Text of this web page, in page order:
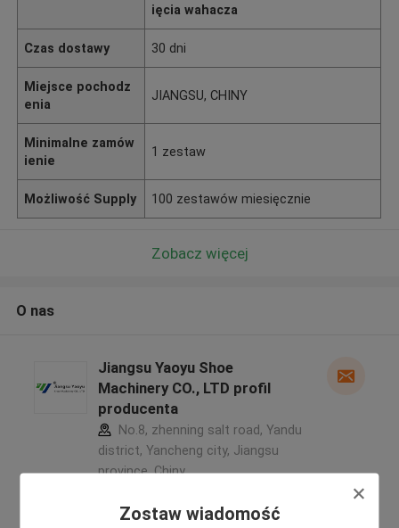
Zostaw wiadomość
ięcia wahacza
Czas dostawy 30 dni
Miejsce pochodz
enia
JIANGSU, CHINY
Minimalne zamów
ienie
1 zestaw
Możliwość Supply 100 zestawów miesięcznie
Zobacz więcej
O nas
Jiangsu Yaoyu Shoe
Machinery CO., LTD profil
producenta
No.8, zhenning salt road, Yandu
district, Yancheng city, Jiangsu
province ,Chiny
zweryfikowane Dostawca